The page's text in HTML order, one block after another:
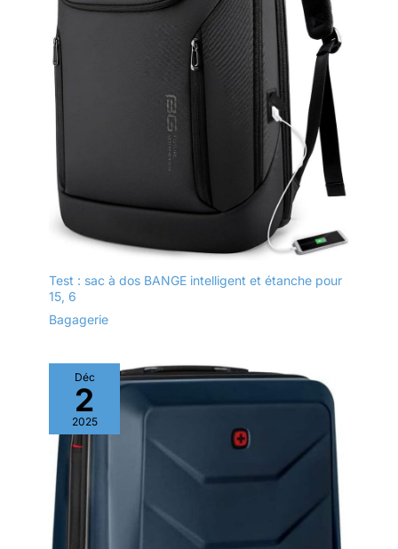
Test : sac à dos BANGE intelligent et étanche pour
15, 6
Bagagerie
Déc
2
2025